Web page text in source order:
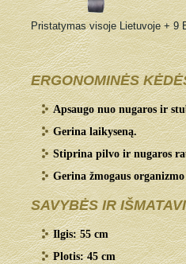
Pristatymas visoje Lietuvoje + 9
ERGONOMINĖS
Apsaugo nuo nugaros ir
Gerina laikyseną.
Stiprina pilvo ir nugaros
Gerina žmogaus
SAVYBĖS IR
Ilgis: 55 cm
Plotis: 45 cm